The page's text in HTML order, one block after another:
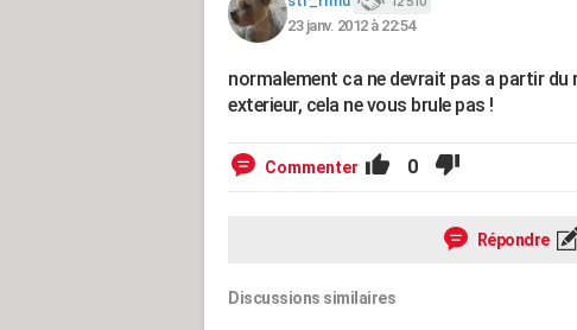
23 janv. 2012 à 22:54
normalement ca ne devrait pas a partir
exterieur, cela ne vous brule pas !
Commenter 0
Répondre
Discussions similaires